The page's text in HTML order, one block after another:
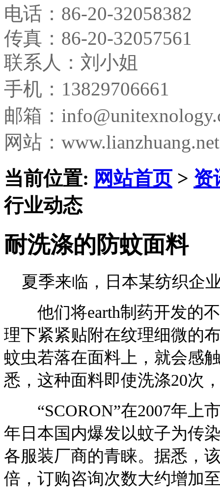
电话： 86-20-32058382
传真： 86-20-32057561
联系人：刘小姐
手机：13829706661
邮箱：
网站：www.lianzhuang.net
当前位置: 网站首页> 资
行业动态
耐洗涤的防蚊面料
夏季来临，日本某纺织企
他们将earth制药开发的不
理下紧紧贴附在纹理细微的
蚊虫若落在面料上，就会感
悉，这种面料即使洗涤20次
“SCORON”在2007年上
年日本国内爆发以蚊子为传
各服装厂商的青睐。据悉，
倍，订购咨询次数大约增加